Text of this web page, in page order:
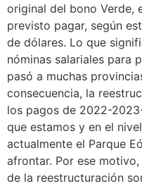
original del bono Verde,
previsto pagar, según
de dólares. Lo que
nóminas salariales para
pasó a muchas
consecuencia, la
los pagos de 2022-
que estamos y en el
actualmente el Parque
afrontar. Por ese
de la reestructuración